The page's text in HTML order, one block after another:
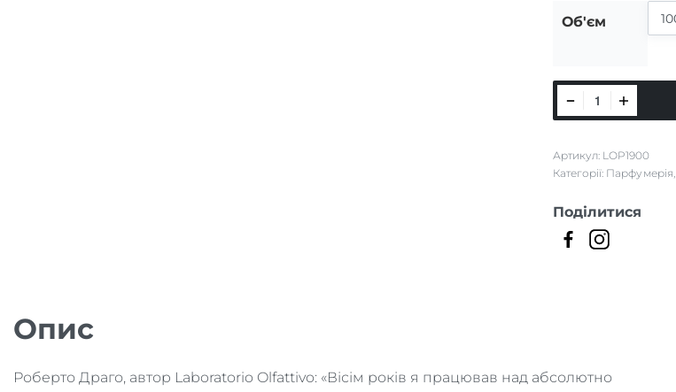
Об'єм
Sacreste
кількість
Артикул: LOP1900
Категорії: Парфумерія,
Поділитися
Опис
Роберто Драго, автор Laboratorio Olfattivo: «Вісім років я працював над абсолютно